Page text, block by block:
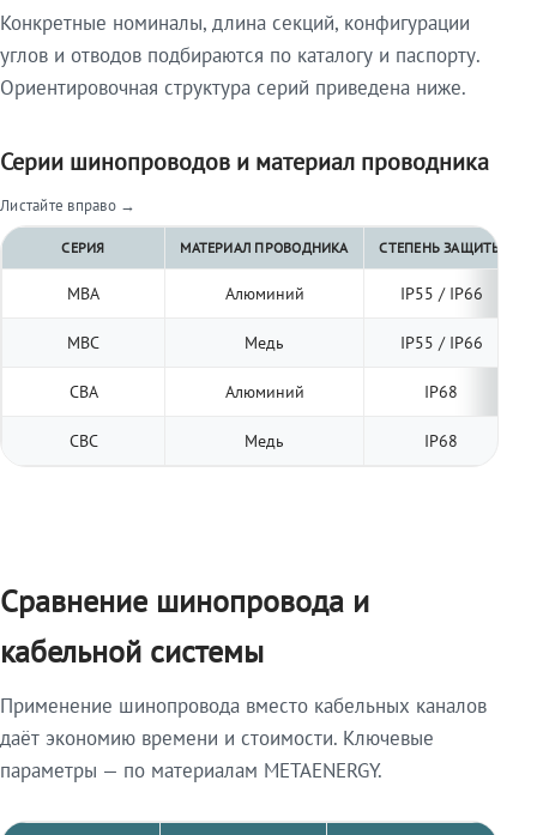
Конкретные номиналы, длина секций, конфигурации
углов и отводов подбираются по каталогу и паспорту.
Ориентировочная структура серий приведена ниже.
Серии шинопроводов и материал проводника
Листайте вправо →
СЕРИЯ МАТЕРИАЛ ПРОВОДНИКА СТЕПЕНЬ ЗАЩИТЫ
МВА Алюминий IP55 / IP66
МВС Медь IP55 / IP66
СВА Алюминий IP68
СВС Медь IP68
Сравнение шинопровода и
кабельной системы
Применение шинопровода вместо кабельных каналов
даёт экономию времени и стоимости. Ключевые
параметры — по материалам METAENERGY.